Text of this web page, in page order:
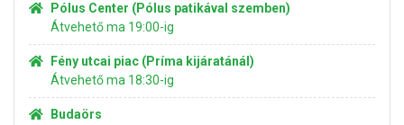
Pólus Center (Pólus patikával szemben)
Átvehető ma 19:00-ig
Fény utcai piac (Príma kijáratánál)
Átvehető ma 18:30-ig
Budaörs